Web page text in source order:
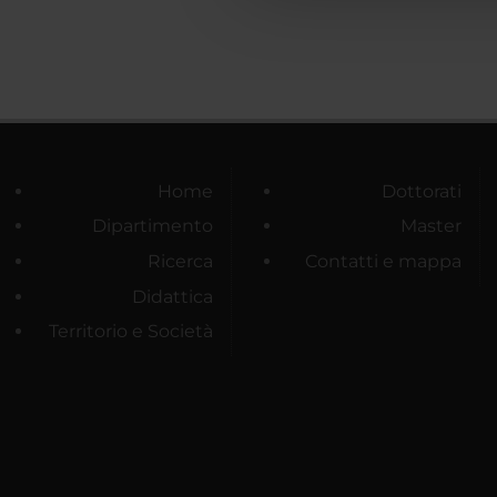
Home
Dipartimento
Ricerca
Didattica
Territorio e Società
Dottorati
Master
Contatti e mappa